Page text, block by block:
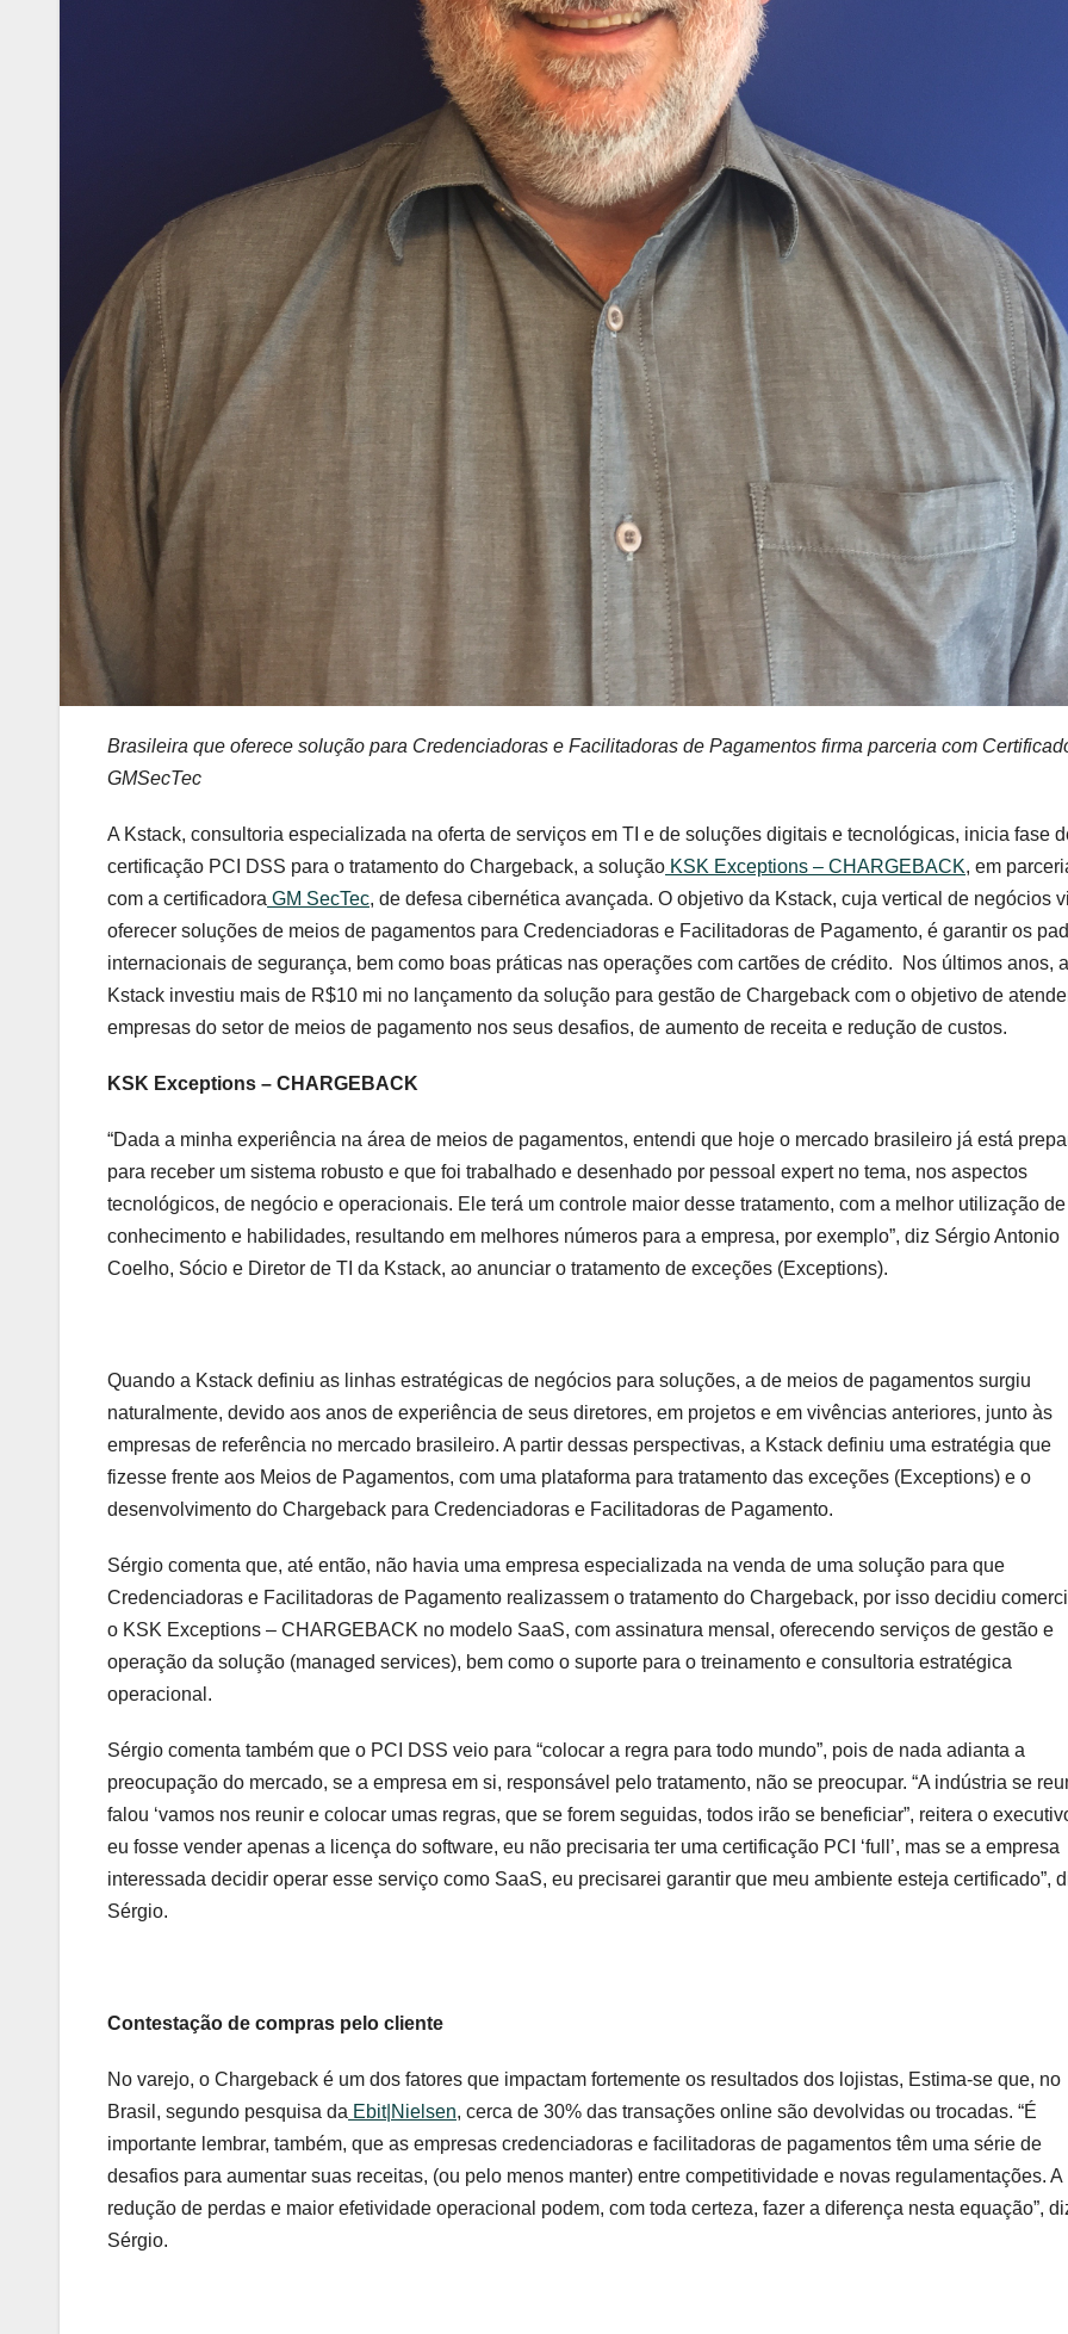
Brasileira que oferece solução para Credenciadoras e Facilitadoras de Pagamentos firma parceria com
GMSecTec
A Kstack, consultoria especializada na oferta de serviços em TI e de soluções digitais e tecnológicas, inicia fase
certificação PCI DSS para o tratamento do Chargeback, a solução KSK Exceptions – CHARGEBACK, em
com a certificadora GM SecTec, de defesa cibernética avançada. O objetivo da Kstack, cuja vertical de negócios
oferecer soluções de meios de pagamentos para Credenciadoras e Facilitadoras de Pagamento, é garantir os
internacionais de segurança, bem como boas práticas nas operações com cartões de crédito. Nos últimos anos, a
Kstack investiu mais de R$10 mi no lançamento da solução para gestão de Chargeback com o objetivo de
empresas do setor de meios de pagamento nos seus desafios, de aumento de receita e redução de custos.
KSK Exceptions – CHARGEBACK
“Dada a minha experiência na área de meios de pagamentos, entendi que hoje o mercado brasileiro já está
para receber um sistema robusto e que foi trabalhado e desenhado por pessoal expert no tema, nos aspectos
tecnológicos, de negócio e operacionais. Ele terá um controle maior desse tratamento, com a melhor utilização
conhecimento e habilidades, resultando em melhores números para a empresa, por exemplo”, diz Sérgio Antonio
Coelho, Sócio e Diretor de TI da Kstack, ao anunciar o tratamento de exceções (Exceptions).
Quando a Kstack definiu as linhas estratégicas de negócios para soluções, a de meios de pagamentos surgiu
naturalmente, devido aos anos de experiência de seus diretores, em projetos e em vivências anteriores, junto às
empresas de referência no mercado brasileiro. A partir dessas perspectivas, a Kstack definiu uma estratégia que
fizesse frente aos Meios de Pagamentos, com uma plataforma para tratamento das exceções (Exceptions) e o
desenvolvimento do Chargeback para Credenciadoras e Facilitadoras de Pagamento.
Sérgio comenta que, até então, não havia uma empresa especializada na venda de uma solução para que
Credenciadoras e Facilitadoras de Pagamento realizassem o tratamento do Chargeback, por isso decidiu
o KSK Exceptions – CHARGEBACK no modelo SaaS, com assinatura mensal, oferecendo serviços de gestão e
operação da solução (managed services), bem como o suporte para o treinamento e consultoria estratégica
operacional.
Sérgio comenta também que o PCI DSS veio para “colocar a regra para todo mundo”, pois de nada adianta a
preocupação do mercado, se a empresa em si, responsável pelo tratamento, não se preocupar. “A indústria se
falou ‘vamos nos reunir e colocar umas regras, que se forem seguidas, todos irão se beneficiar”, reitera o
eu fosse vender apenas a licença do software, eu não precisaria ter uma certificação PCI ‘full’, mas se a empresa
interessada decidir operar esse serviço como SaaS, eu precisarei garantir que meu ambiente esteja certificado”,
Sérgio.
Contestação de compras pelo cliente
No varejo, o Chargeback é um dos fatores que impactam fortemente os resultados dos lojistas, Estima-se que, no
Brasil, segundo pesquisa da Ebit|Nielsen, cerca de 30% das transações online são devolvidas ou trocadas. “É
importante lembrar, também, que as empresas credenciadoras e facilitadoras de pagamentos têm uma série de
desafios para aumentar suas receitas, (ou pelo menos manter) entre competitividade e novas regulamentações. A
redução de perdas e maior efetividade operacional podem, com toda certeza, fazer a diferença nesta equação”,
Sérgio.